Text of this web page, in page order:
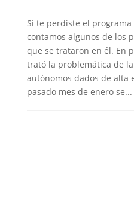
Si te perdiste el
contamos algunos de los
que se trataron en él. En
trató la problemática de
autónomos dados de alta
pasado mes de enero se...